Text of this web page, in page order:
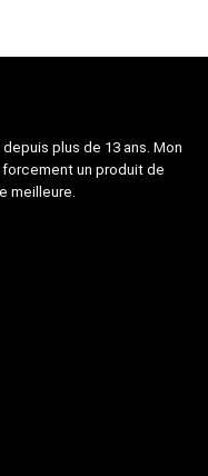
plus de 13 ans. Mon
forcement un produit de
meilleure.